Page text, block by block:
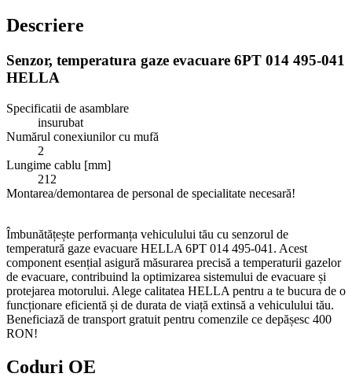
Descriere
Senzor, temperatura gaze evacuare 6PT 014 495-041
HELLA
Specificatii de asamblare
insurubat
Numărul conexiunilor cu mufă
2
Lungime cablu [mm]
212
Montarea/demontarea de personal de specialitate necesară!
Îmbunătățește performanța vehiculului tău cu senzorul de
temperatură gaze evacuare HELLA 6PT 014 495-041. Acest
component esențial asigură măsurarea precisă a temperaturii gazelor
de evacuare, contribuind la optimizarea sistemului de evacuare și
protejarea motorului. Alege calitatea HELLA pentru a te bucura de o
funcționare eficientă și de durata de viață extinsă a vehiculului tău.
Beneficiază de transport gratuit pentru comenzile ce depășesc 400
RON!
Coduri OE